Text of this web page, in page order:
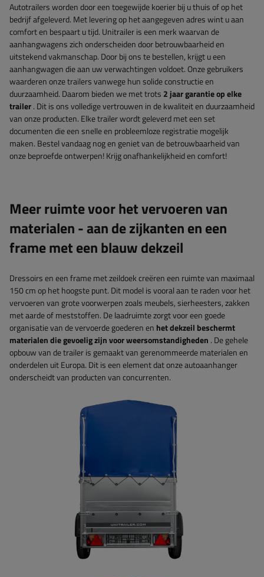
Autotrailers worden door een toegewijde koerier bij u thuis of op het
bedrijf afgeleverd. Met levering op het aangegeven adres wint u aan
comfort en bespaart u tijd. Unitrailer is een merk waarvan de
aanhangwagens zich onderscheiden door betrouwbaarheid en
uitstekend vakmanschap. Door bij ons te bestellen, krijgt u een
aanhangwagen die aan uw verwachtingen voldoet. Onze gebruikers
waarderen onze trailers vanwege hun solide constructie en
duurzaamheid. Daarom bieden we met trots 2 jaar garantie op elke
trailer. Dit is ons volledige vertrouwen in de kwaliteit en duurzaamheid
van onze producten. Elke trailer wordt geleverd met een set
documenten die een snelle en probleemloze registratie mogelijk
maken. Bestel vandaag nog en geniet van de betrouwbaarheid van
onze beproefde ontwerpen! Krijg onafhankelijkheid en comfort!
Meer ruimte voor het vervoeren van
materialen - aan de zijkanten en een
frame met een blauw dekzeil
Dressoirs en een frame met zeildoek creëren een ruimte van maximaal
150 cm op het hoogste punt. Dit model is vooral aan te raden voor het
vervoeren van grote voorwerpen zoals meubels, sierheesters, zakken
met aarde of meststoffen. De laadruimte zorgt voor een goede
organisatie van de vervoerde goederen en het dekzeil beschermt
materialen die gevoelig zijn voor weersomstandigheden . De gehele
opbouw van de trailer is gemaakt van gerenommeerde materialen en
onderdelen uit Europa. Dit is een element dat onze autoaanhanger
onderscheidt van producten van concurrenten.